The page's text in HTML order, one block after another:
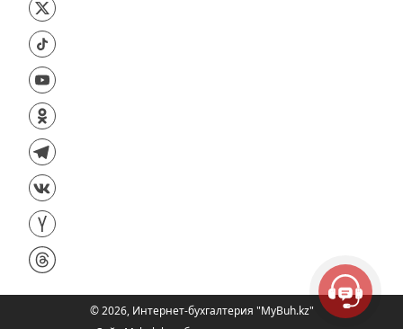
©2026, Интернет-бухгалтерия "MyBuh.kz"